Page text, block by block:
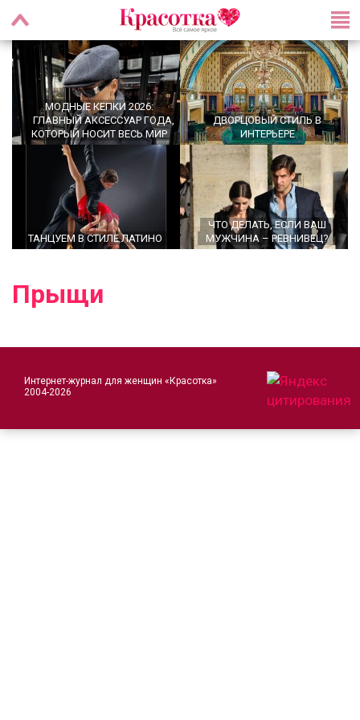
МОДНЫЕ КЕПКИ 2026:
ГЛАВНЫЙ АКСЕССУАР ГОДА,
КОТОРЫЙ НОСИТ ВЕСЬ МИР
ДВОРЦОВЫЙ СТИЛЬ В
ИНТЕРЬЕРЕ
ТАНЦУЕМ В СТИЛЕ ЛАТИНО
ЧТО ДЕЛАТЬ, ЕСЛИ ВАШ
МУЖЧИНА – РЕВНИВЕЦ?
Прыщи
Интернет-журнал для женщин «Красотка»
2004-2026